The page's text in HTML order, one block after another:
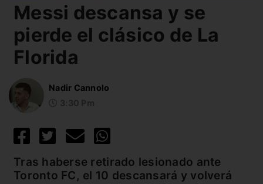
Messi descansa y se
pierde el clásico de La
Florida
Nadir Cannolo
Tras haberse retirado lesionado ante
Toronto FC, el 10 descansará y volverá